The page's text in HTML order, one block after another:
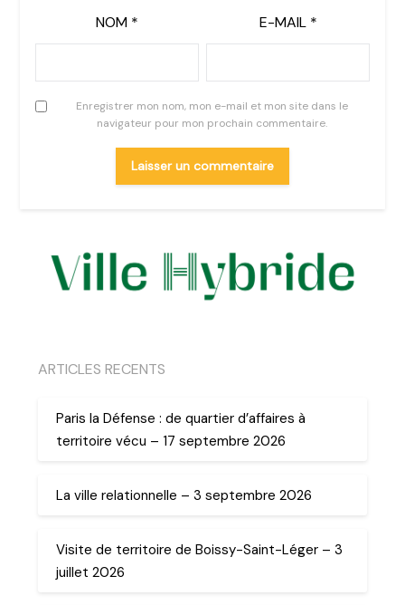
NOM * E-MAIL *
Enregistrer mon nom, mon e-mail et mon site dans le
navigateur pour mon prochain commentaire.
ARTICLES RECENTS
Paris la Défense : de quartier d’affaires à
territoire vécu – 17 septembre 2026
La ville relationnelle – 3 septembre 2026
Visite de territoire de Boissy-Saint-Léger – 3
juillet 2026